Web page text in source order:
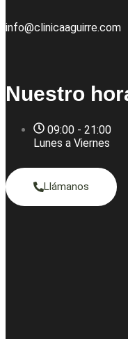
info@clinicaaguirre.com
Nuestro
09:00 - 21:00
Lunes a Viernes
Llámanos